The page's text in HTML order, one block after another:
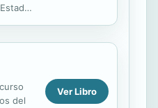
del
Ver Libro